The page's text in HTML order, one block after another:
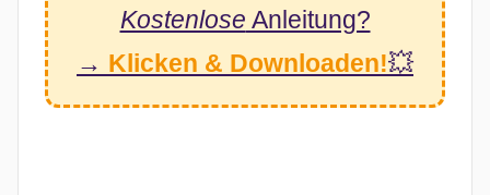
Kostenlose Anleitung?
→ Klicken & Downloaden!💥